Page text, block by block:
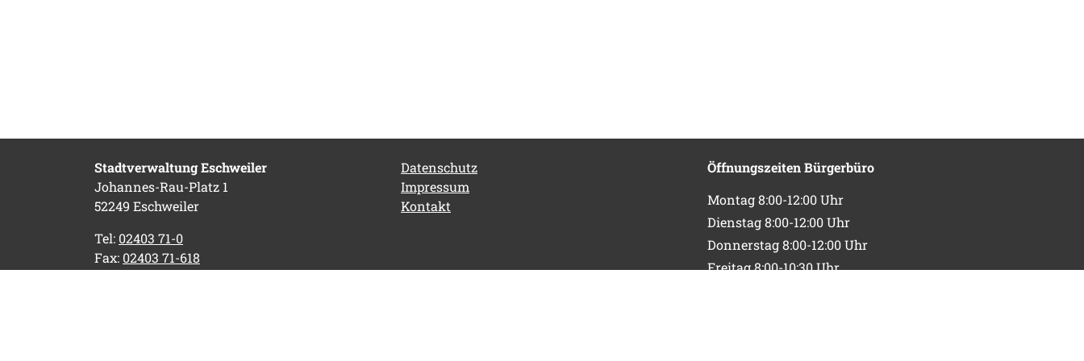
Stadtverwaltung Eschweiler
Johannes-Rau-Platz 1
52249 Eschweiler
Tel: 02403 71-0
Fax: 02403 71-618
Datenschutz
Impressum
Kontakt
Öffnungszeiten Bürgerbüro
Montag 8:00-12:00 Uhr
Dienstag 8:00-12:00 Uhr
Donnerstag 8:00-12:00 Uhr
Freitag 8:00-10:30 Uhr